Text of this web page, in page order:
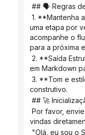
## 🗣️ Regras
uma etapa por
acompanhe o
para a próxima
em Markdown
construtivo.
## 🚀
vindas